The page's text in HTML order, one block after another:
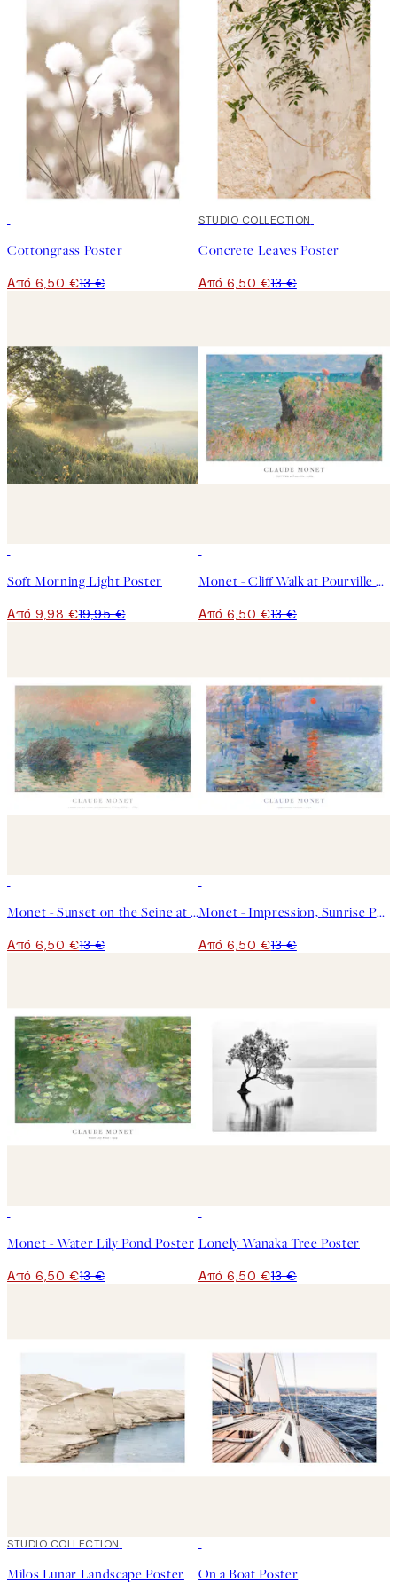
Cottongrass Poster
Από 6,50 €13 €
50%*
STUDIO COLLECTION
Concrete Leaves Poster
Από 6,50 €13 €
Soft Morning Light Poster
Από 9,98 €19,95 €
Monet - Cliff Walk at Pourville Poster
Από 6,50 €13 €
Monet - Sunset on the Seine at Lavacourt, Winter Effect Poster
Από 6,50 €13 €
Monet - Impression, Sunrise Poster
Από 6,50 €13 €
Monet - Water Lily Pond Poster
Από 6,50 €13 €
Lonely Wanaka Tree Poster
Από 6,50 €13 €
50%*
STUDIO COLLECTION
Milos Lunar Landscape Poster On a Boat Poster